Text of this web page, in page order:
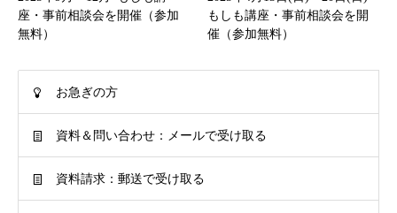
座・事前相談会を開催（参加
無料）
もしも講座・事前相談会を開
催（参加無料）
お急ぎの方
資料＆問い合わせ：メールで受け取る
資料請求：郵送で受け取る